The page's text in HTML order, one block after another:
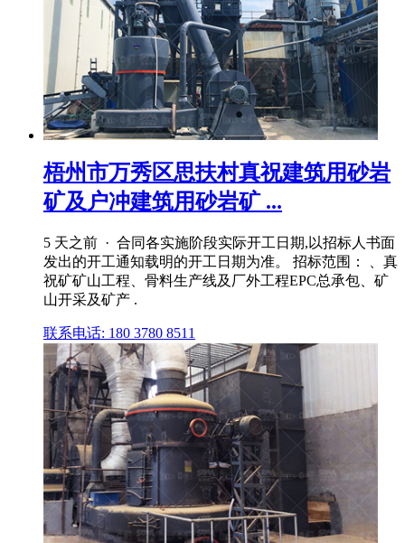
梧州市万秀区思扶村真祝建筑用砂岩
矿及户冲建筑用砂岩矿 ...
5 天之前 · 合同各实施阶段实际开工日期,以招标人书面
发出的开工通知载明的开工日期为准。 招标范围： 、真
祝矿矿山工程、骨料生产线及厂外工程EPC总承包、矿
山开采及矿产 .
联系电话: 180 3780 8511